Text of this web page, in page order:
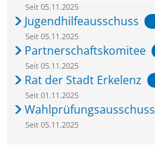
Seit 05.11.2025
Jugendhilfeausschuss
Seit 05.11.2025
Partnerschaftskomitee
Seit 05.11.2025
Rat der Stadt Erkelenz
Seit 01.11.2025
Wahlprüfungsausschuss
Seit 05.11.2025